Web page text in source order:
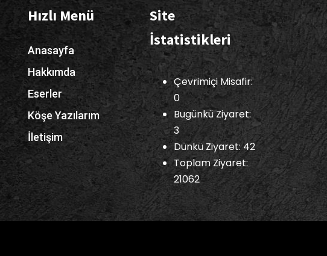
Hızlı Menü
Anasayfa
Hakkımda
Eserler
Köşe Yazılarım
İletişim
Site
İstatistikleri
Çevrimiçi Misafir:
0
Bugünkü Ziyaret:
3
Dünkü Ziyaret: 42
Toplam Ziyaret:
21062